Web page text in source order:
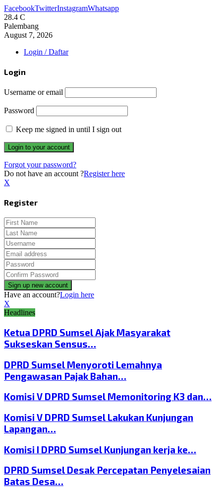
FacebookTwitterInstagramWhatsapp
28.4 C
Palembang
August 7, 2026
Login / Daftar
Login
Username or email
Password
Keep me signed in until I sign out
Forgot your password?
Do not have an account ?Register here
X
Register
Have an account?Login here
X
Headlines
Ketua DPRD Sumsel Ajak Masyarakat
Sukseskan Sensus…
DPRD Sumsel Menyoroti Lemahnya
Pengawasan Pajak Bahan…
Komisi V DPRD Sumsel Memonitoring K3 dan…
Komisi V DPRD Sumsel Lakukan Kunjungan
Lapangan…
Komisi I DPRD Sumsel Kunjungan kerja ke…
DPRD Sumsel Desak Percepatan Penyelesaian
Batas Desa…